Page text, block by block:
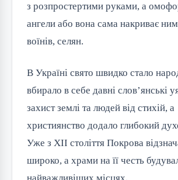
з розпростертими руками, а
ангели або вона сама накриває
воїнів, селян.
В Україні свято швидко стало
вбирало в себе давні слов’янські
захист землі та людей від стихій, а
християнство додало глибокий
Уже з XII століття Покрова
широко, а храми на її честь